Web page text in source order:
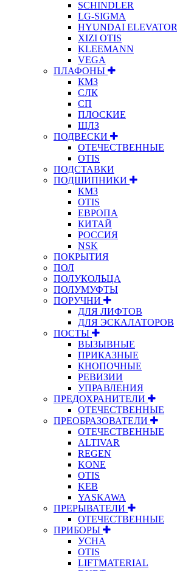
SCHINDLER
LG-SIGMA
HYUNDAI ELEVATOR
XIZI OTIS
KLEEMANN
VEGA
ПЛАФОНЫ
КМЗ
СЛК
СП
ПЛОСКИЕ
ЩЛЗ
ПОДВЕСКИ
ОТЕЧЕСТВЕННЫЕ
OTIS
ПОДСТАВКИ
ПОДШИПНИКИ
КМЗ
OTIS
ЕВРОПА
КИТАЙ
РОССИЯ
NSK
ПОКРЫТИЯ
ПОЛ
ПОЛУКОЛЬЦА
ПОЛУМУФТЫ
ПОРУЧНИ
ДЛЯ ЛИФТОВ
ДЛЯ ЭСКАЛАТОРОВ
ПОСТЫ
ВЫЗЫВНЫЕ
ПРИКАЗНЫЕ
КНОПОЧНЫЕ
РЕВИЗИИ
УПРАВЛЕНИЯ
ПРЕДОХРАНИТЕЛИ
ОТЕЧЕСТВЕННЫЕ
ПРЕОБРАЗОВАТЕЛИ
ОТЕЧЕСТВЕННЫЕ
ALTIVAR
REGEN
KONE
OTIS
KEB
YASKAWA
ПРЕРЫВАТЕЛИ
ОТЕЧЕСТВЕННЫЕ
ПРИБОРЫ
УСНА
OTIS
LIFTMATERIAL